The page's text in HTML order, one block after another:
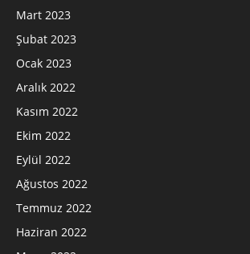
Mart 2023
Şubat 2023
Ocak 2023
Aralık 2022
Kasım 2022
Ekim 2022
Eylül 2022
Ağustos 2022
Temmuz 2022
Haziran 2022